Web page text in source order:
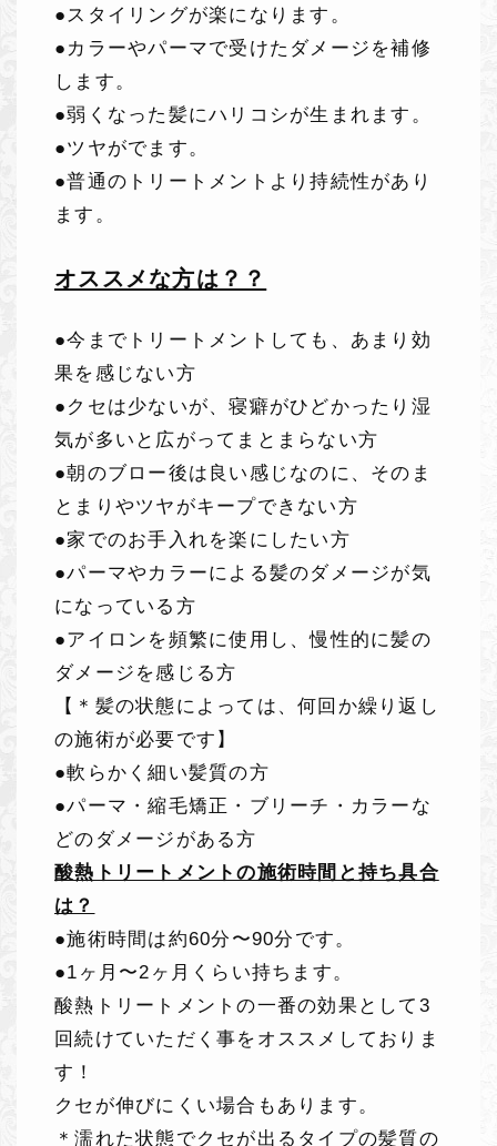
●スタイリングが楽になります。
●カラーやパーマで受けたダメージを補修
します。
●弱くなった髪にハリコシが生まれます。
●ツヤがでます。
●普通のトリートメントより持続性があり
ます。
オススメな方は？？
●今までトリートメントしても、あまり効
果を感じない方
●クセは少ないが、寝癖がひどかったり湿
気が多いと広がってまとまらない方
●朝のブロー後は良い感じなのに、そのま
とまりやツヤがキープできない方
●家でのお手入れを楽にしたい方
●パーマやカラーによる髪のダメージが気
になっている方
●アイロンを頻繁に使用し、慢性的に髪の
ダメージを感じる方
【＊髪の状態によっては、何回か繰り返し
の施術が必要です】
●軟らかく細い髪質の方
●パーマ・縮毛矯正・ブリーチ・カラーな
どのダメージがある方
酸熱トリートメントの施術時間と持ち具合
は？
●施術時間は約60分〜90分です。
●1ヶ月〜2ヶ月くらい持ちます。
酸熱トリートメントの一番の効果として3
回続けていただく事をオススメしておりま
す！
クセが伸びにくい場合もあります。
＊濡れた状態でクセが出るタイプの髪質の